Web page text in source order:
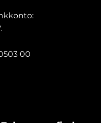
00